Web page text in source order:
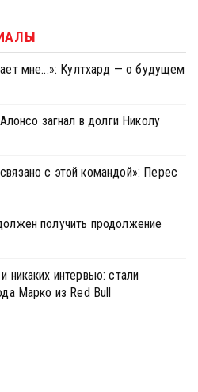
мне...»: Култхард — о будущем
загнал в долги Николу
с этой командой»: Перес
получить продолжение
никаких интервью: стали
Марко из Red Bull